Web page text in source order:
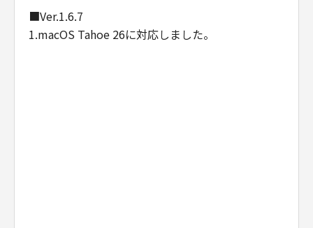
本条において、"the Software"という語は、本
契約における「本ソフトウエア」を意味するも
■Ver.1.6.7
1.macOS Tahoe 26に対応しました。